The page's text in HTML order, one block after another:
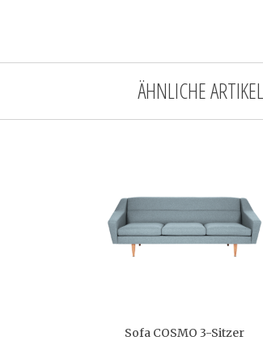
ÄHNLICHE ARTIKEL
Sofa COSMO 3-Sitzer